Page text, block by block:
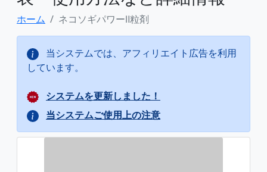
ホーム ネコソギパワーⅡ粒剤
当システムでは、アフィリエイト広告を利用
しています。
システムを更新しました！
当システムご使用上の注意